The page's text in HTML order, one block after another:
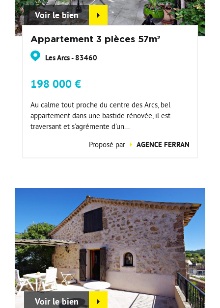
Voir le bien
Appartement 3 pièces 57m²
Les Arcs - 83460
198 000 €
Au calme tout proche du centre des Arcs, bel
appartement dans une bastide rénovée, il est
traversant et s'agrémente d'un...
Proposé par
AGENCE FERRAN
Voir le bien